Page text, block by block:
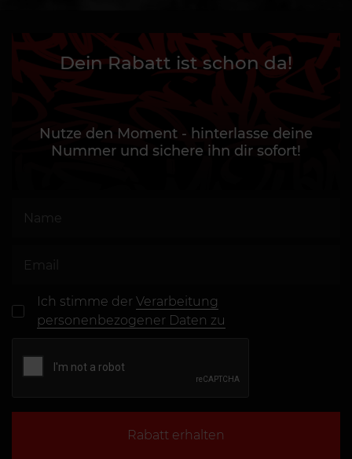
Dein Rabatt ist schon da!
Nutze den Moment - hinterlasse deine
Nummer und sichere ihn dir sofort!
Ich stimme derVerarbeitung
personenbezogener Daten zu
Rabatt erhalten